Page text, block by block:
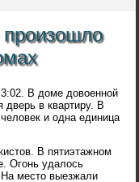
В доме довоенной
дверь в квартиру. В
и одна единица
В пятиэтажном
Огонь удалось
место выезжали